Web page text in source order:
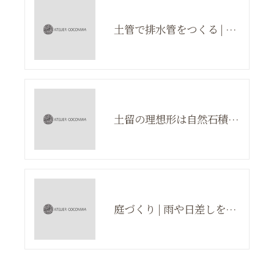
土管で排水管をつくる | 庭のアイディア
土留の理想形は自然石積み | 庭のデザイン
庭づくり | 雨や日差しをしのげる場所をつくる